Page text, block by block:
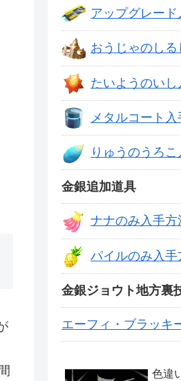
アップグレー
おうじゃのし
たいようのい
メタルコート
りゅうのうろ
金銀追加道具
ナナのみ入手方
パイルのみ入手
金銀ジョウト地方裏
エーフィ・ブラッキ
色違